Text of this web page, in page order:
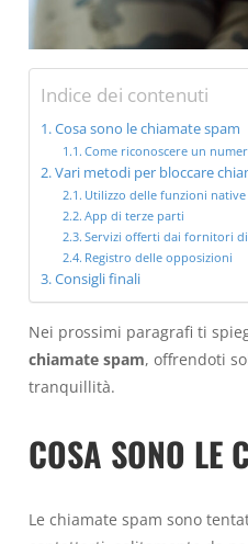
Indice dei contenuti
Cosa sono le chiamate spam
Come riconoscere un
Vari metodi per bloccare
Utilizzo delle funzioni
App di terze parti
Servizi offerti dai fornitori
Registro delle opposizioni
Consigli finali
Nei prossimi paragrafi ti
chiamate spam, offrendoti
tranquillità.
COSA SONO LE
Le chiamate spam sono